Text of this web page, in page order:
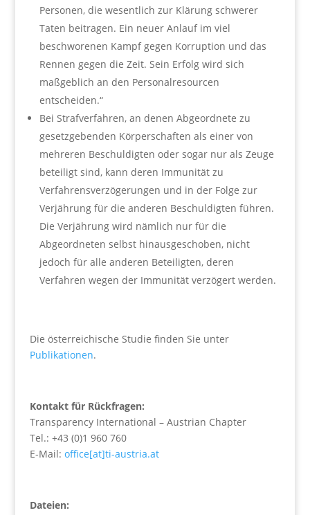
Personen, die wesentlich zur Klärung schwerer
Taten beitragen. Ein neuer Anlauf im viel
beschworenen Kampf gegen Korruption und das
Rennen gegen die Zeit. Sein Erfolg wird sich
maßgeblich an den Personalresourcen
entscheiden.“
Bei Strafverfahren, an denen Abgeordnete zu
gesetzgebenden Körperschaften als einer von
mehreren Beschuldigten oder sogar nur als Zeuge
beteiligt sind, kann deren Immunität zu
Verfahrensverzögerungen und in der Folge zur
Verjährung für die anderen Beschuldigten führen.
Die Verjährung wird nämlich nur für die
Abgeordneten selbst hinausgeschoben, nicht
jedoch für alle anderen Beteiligten, deren
Verfahren wegen der Immunität verzögert werden.
Die österreichische Studie finden Sie unter
Publikationen.
Kontakt für Rückfragen:
Transparency International – Austrian Chapter
Tel.: +43 (0)1 960 760
E-Mail: office[at]ti-austria.at
Dateien: